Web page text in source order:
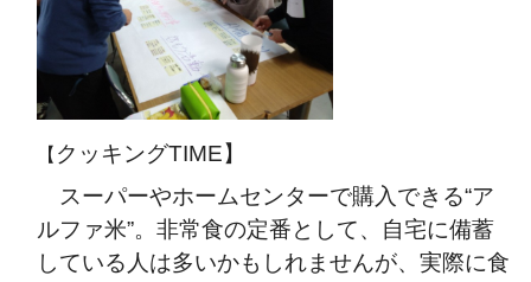
【 クッキングTIME】
スーパーやホームセンターで購入できる“ア
ルファ米”。非常食の定番として、自宅に備蓄
している人は多いかもしれませんが、実際に食